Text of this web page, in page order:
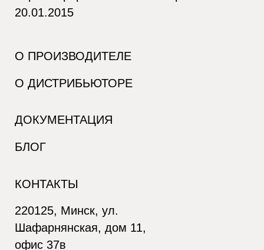
20.01.2015
О ПРОИЗВОДИТЕЛЕ
О ДИСТРИБЬЮТОРЕ
ДОКУМЕНТАЦИЯ
БЛОГ
КОНТАКТЫ
220125, Минск, ул.
Шафарнянская, дом 11,
офис 37в